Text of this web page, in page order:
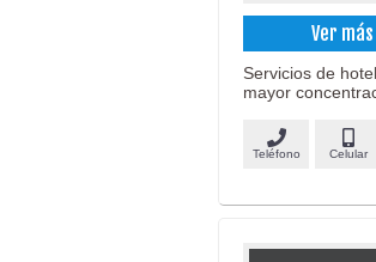
Ver más
Servicios de
mayor
Teléfono Celular